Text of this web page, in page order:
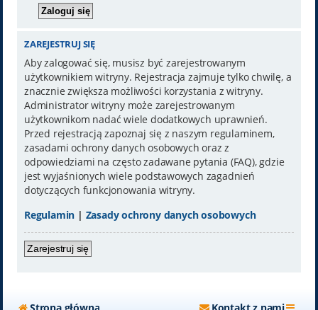
ZAREJESTRUJ SIĘ
Aby zalogować się, musisz być zarejestrowanym
użytkownikiem witryny. Rejestracja zajmuje tylko chwilę, a
znacznie zwiększa możliwości korzystania z witryny.
Administrator witryny może zarejestrowanym
użytkownikom nadać wiele dodatkowych uprawnień.
Przed rejestracją zapoznaj się z naszym regulaminem,
zasadami ochrony danych osobowych oraz z
odpowiedziami na często zadawane pytania (FAQ), gdzie
jest wyjaśnionych wiele podstawowych zagadnień
dotyczących funkcjonowania witryny.
Regulamin | Zasady ochrony danych osobowych
Zarejestruj się
Strona główna Kontakt z nami